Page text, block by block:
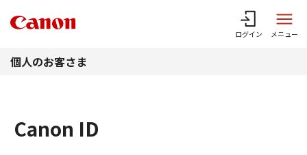
ログイン メニュー
個人のお客さま
Canon ID